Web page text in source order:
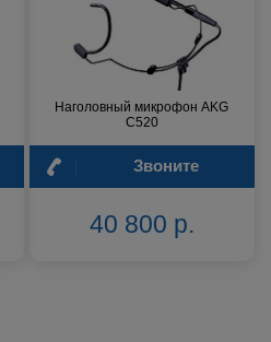
Наголовный микрофон AKG
C520
Звоните
40 800 р.